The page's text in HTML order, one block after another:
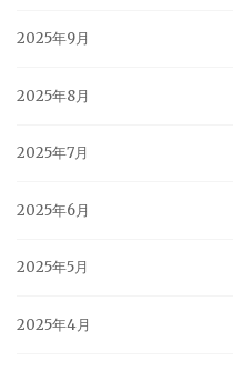
2025年9月
2025年8月
2025年7月
2025年6月
2025年5月
2025年4月